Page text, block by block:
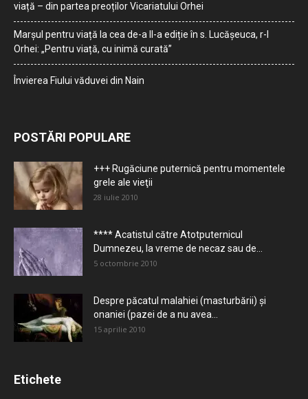
viață – din partea preoților Vicariatului Orhei
Marșul pentru viață la cea de-a II-a ediție în s. Lucășeuca, r-l
Orhei: „Pentru viață, cu inimă curată”
Învierea Fiului văduvei din Nain
POSTĂRI POPULARE
+++ Rugăciune puternică pentru momentele
grele ale vieţii
28 iulie 2010
**** Acatistul către Atotputernicul
Dumnezeu, la vreme de necaz sau de...
5 octombrie 2010
Despre păcatul malahiei (masturbării) şi
onaniei (pazei de a nu avea...
15 aprilie 2010
Etichete